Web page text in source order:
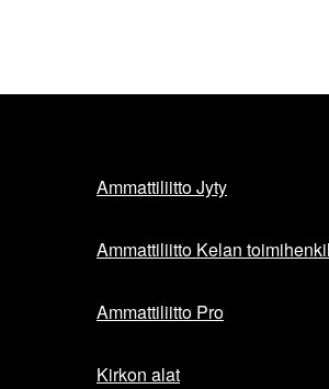
Ammattiliitto Jyty
Ammattiliitto Kelan
Ammattiliitto Pro
Kirkon alat